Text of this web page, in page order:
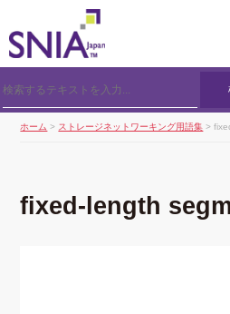
ホーム > ストレージネットワーキング用語集 >
fixed-length